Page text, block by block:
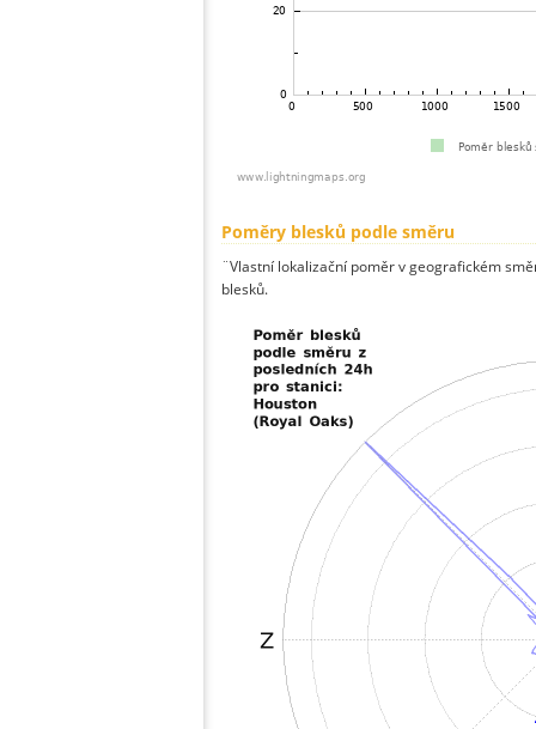
Poměry blesků podle směru
¨Vlastní lokalizační poměr v geografickém
blesků.